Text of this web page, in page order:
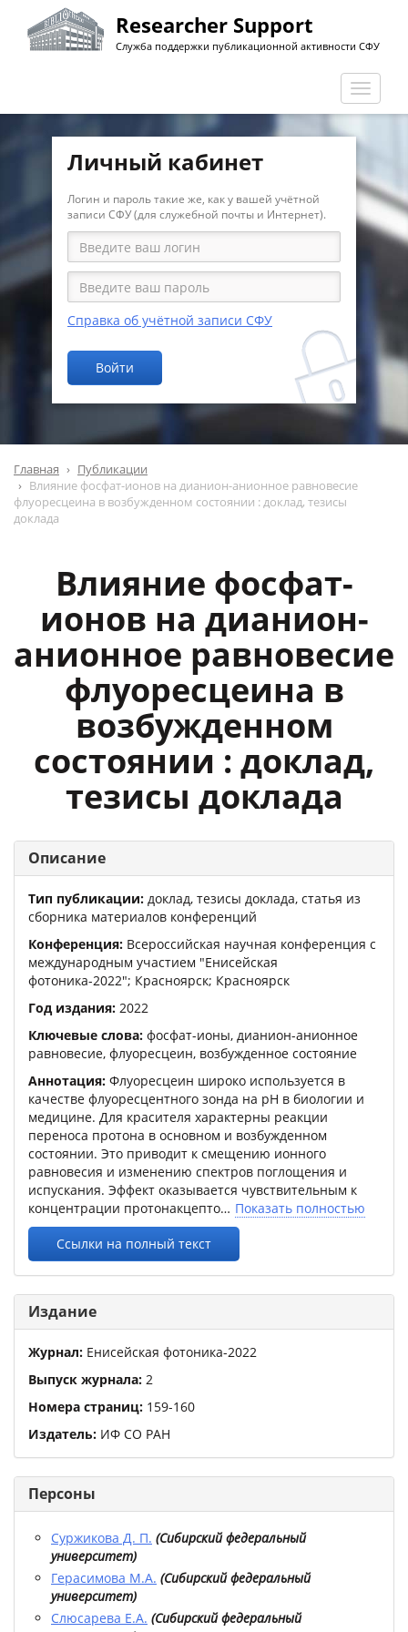
Перейти
основному
Researcher Support
Служба поддержки публикационной активности СФУ
Личный кабинет
Логин и пароль такие же, как у вашей учётной
записи СФУ (для служебной почты и Интернет).
Справка об учётной записи СФУ
Войти
Главная
Публикации
Влияние фосфат-ионов на дианион-анионное равновесие
флуоресцеина в возбужденном состоянии : доклад, тезисы
доклада
Влияние фосфат-
ионов на дианион-
анионное равновесие
флуоресцеина в
возбужденном
состоянии : доклад,
тезисы доклада
Описание
Тип публикации: доклад, тезисы доклада, статья из
сборника материалов конференций
Конференция: Всероссийская научная конференция с
международным участием "Енисейская
фотоника-2022"; Красноярск; Красноярск
Год издания: 2022
Ключевые слова: фосфат-ионы, дианион-анионное
равновесие, флуоресцеин, возбужденное состояние
Аннотация: Флуоресцеин широко используется в
качестве флуоресцентного зонда на pH в биологии и
медицине. Для красителя характерны реакции
переноса протона в основном и возбужденном
состоянии. Это приводит к смещению ионного
равновесия и изменению спектров поглощения и
испускания. Эффект оказывается чувствительным к
концентрации протонакцепто
Показать полностью
Ссылки на полный текст
Издание
Журнал: Енисейская фотоника-2022
Выпуск журнала: 2
Номера страниц: 159-160
Издатель: ИФ СО РАН
Персоны
Суржикова Д. П. (Сибирский федеральный
университет)
Герасимова М.А. (Сибирский федеральный
университет)
Слюсарева Е.А. (Сибирский федеральный